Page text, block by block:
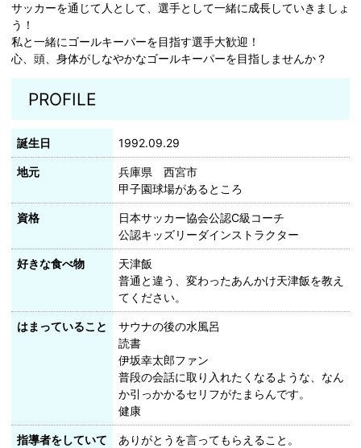
サッカーを通じて人として、選手として一緒に成長していきましょ
う！
私と一緒にゴールキーパーを目指す選手大歓迎！
心、頭、身体がしなやかなゴールキーパーを目指しませんか？
PROFILE
誕生日 1992.09.29
地元
兵庫県 西宮市
甲子園球場があるところ
資格
日本サッカー協会公認C級コーチ
公認キッズリーダインストラクター
好きな食べ物
天津飯
普通と違う、変わったあんかけ天津飯を教え
てください。
はまっていること
サウナの後の水風呂
読書
伊坂幸太郎ファン
普段の会話に取り入れたくなるような、なん
か引っかかるセリフがたまらんです。
健康
指導者をしていて
ありがとうを言ってもらえること。